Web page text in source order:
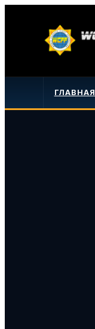
ГЛАВНАЯ